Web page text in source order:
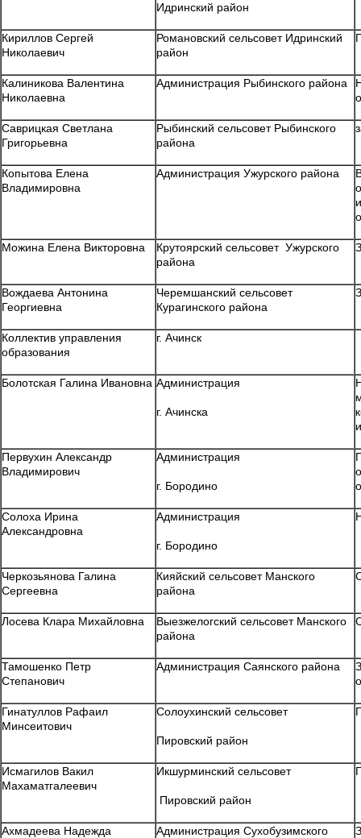
Идринский район
Кириллов Сергей
Николаевич
Романовский сельсовет Идринский
район
Калиникова Валентина
Николаевна
Администрация Рыбинского района
Саврицкая Светлана
Григорьевна
Рыбинский сельсовет Рыбинского
района
Копытова Елена
Владимировна
Администрация Ужурского района
Можина Елена Викторовна
Крутоярский сельсовет Ужурского
района
Вождаева Антонина
Георгиевна
Черемшанский сельсовет
Курагинского района
Коллектив управления
образования
г. Ачинск
Болотская Галина Ивановна Администрация
г. Ачинска
Первухин Александр
Владимирович
Администрация
г. Бородино
Солоха Ирина
Александровна
Администрация
г. Бородино
Черкозьянова Галина
Сергеевна
Кияйский сельсовет Манского
района
Лосева Клара Михайловна
Выезжелогский сельсовет Манского
района
Тамошенко Петр
Степанович
Администрация Саянского района
Гинатуллов Рафаил
Минсеитович
Солоухинский сельсовет
Пировский район
Исмагилов Вакил
Махаматгалеевич
Икшурминский сельсовет
Пировский район
Ахмадеева Надежда
Администрация Сухобузимского